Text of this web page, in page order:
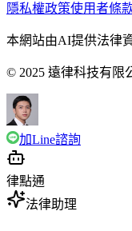
隱私權政策使用者條
本網站由AI提供法律
© 2025 遠律科技有限
加Line諮詢
律點通
法律助理